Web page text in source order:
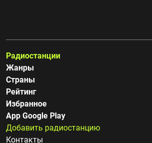
Радиостанции
Жанры
Страны
Рейтинг
Избранное
App Google Play
Добавить радиостанцию
Контакты